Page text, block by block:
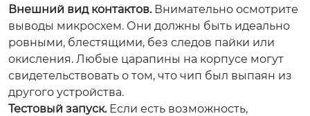
Внешний вид контактов.Внимательно осмотрите
выводы микросхем. Они должны быть идеально
ровными, блестящими, без следов пайки или
окисления. Любые царапины на корпусе могут
свидетельствовать о том, что чип был выпаян из
другого устройства.
Тестовый запуск.Если есть возможность,